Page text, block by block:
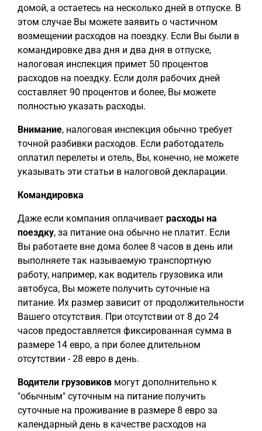
домой, а остаетесь на несколько дней в отпуске. В
этом случае Вы можете заявить о частичном
возмещении расходов на поездку. Если Вы были в
командировке два дня и два дня в отпуске,
налоговая инспекция примет 50 процентов
расходов на поездку. Если доля рабочих дней
составляет 90 процентов и более, Вы можете
полностью указать расходы.
Внимание, налоговая инспекция обычно требует
точной разбивки расходов. Если работодатель
оплатил перелеты и отель, Вы, конечно, не можете
указывать эти статьи в налоговой декларации.
Командировка
Даже если компания оплачивает расходы на
поездку, за питание она обычно не платит. Если
Вы работаете вне дома более 8 часов в день или
выполняете так называемую транспортную
работу, например, как водитель грузовика или
автобуса, Вы можете получить суточные на
питание. Их размер зависит от продолжительности
Вашего отсутствия. При отсутствии от 8 до 24
часов предоставляется фиксированная сумма в
размере 14 евро, а при более длительном
отсутствии - 28 евро в день.
Водители грузовиков могут дополнительно к
"обычным" суточным на питание получить
суточные на проживание в размере 8 евро за
календарный день в качестве расходов на